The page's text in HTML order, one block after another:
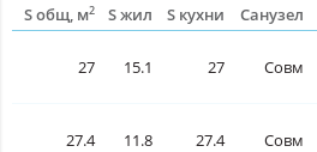
S общ, м2 S жил S кухни Санузел
27 15.1 27 Совм
27.4 11.8 27.4 Совм